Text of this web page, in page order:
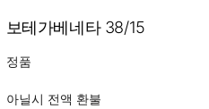
보테가베네타 38/15
정품
아닐시 전액 환불